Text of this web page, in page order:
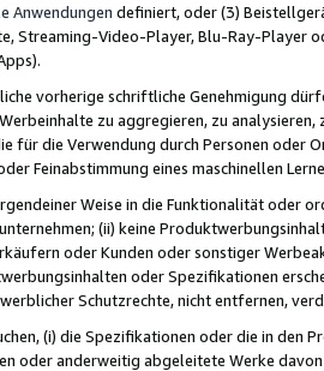
Anwendungen definiert, oder (3)
Streaming-Video-Player, Blu-Ray-Player
vorherige schriftliche Genehmigung
zu aggregieren, zu
für die Verwendung durch Personen
Feinabstimmung eines maschinellen
Weise in die Funktionalität oder
(ii) keine
oder Kunden oder sonstiger
oder Spezifikationen
Schutzrechte, nicht entfernen,
(i) die Spezifikationen oder die in
oder anderweitig abgeleitete Werke